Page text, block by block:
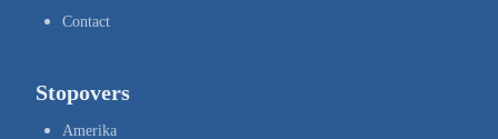
Contact
Stopovers
Amerika